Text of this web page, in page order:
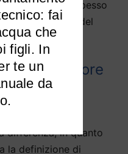
domande che spesso
di Cavaso del
tra depuratore
d’acqua a
differenza, in quanto
la definizione di
che
figli. In
te un
da